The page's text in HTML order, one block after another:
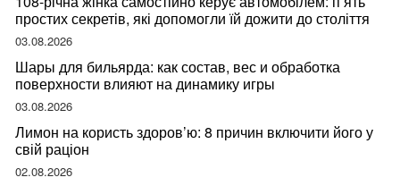
простих секретів, які допомогли їй дожити до століття
03.08.2026
Шары для бильярда: как состав, вес и обработка
поверхности влияют на динамику игры
03.08.2026
Лимон на користь здоров’ю: 8 причин включити його у
свій раціон
02.08.2026